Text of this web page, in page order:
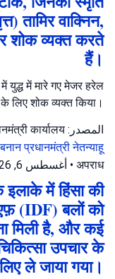
तामिर वाक्निन,
शोक व्यक्त करते
हैं।
युद्ध में मारे गए मेजर हरेल
लिए शोक व्यक्त किया।
المصدر: प्रधानमंत्री कार्यालय
प्रधानमंत्री नेतन्याहू
अपराध
• أغسطس 6, 2026 at 12:05 م
इलाके में हिंसा की
(IDF) बलों को
मिली है, और कई
उपचार के
लिए ले जाया गया।